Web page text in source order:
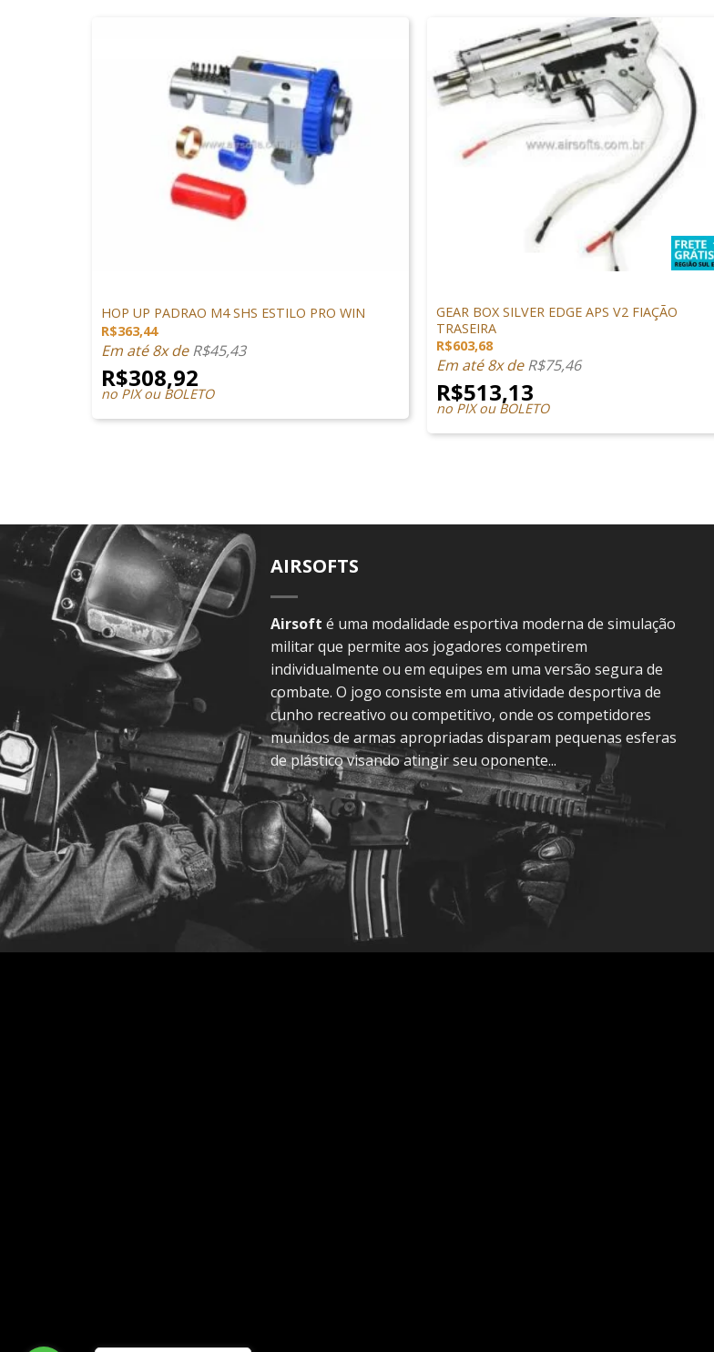
HOP UP PADRAO M4 SHS ESTILO PRO WIN
R$363,44
Em até 8x deR$45,43
R$308,92
no PIX ou BOLETO
GEAR BOX SILVER EDGE APS V2 FIAÇÃO
TRASEIRA
R$603,68
Em até 8x deR$75,46
R$513,13
no PIX ou BOLETO
AIRSOFTS
Airsoft é uma modalidade esportiva moderna de simulação
militar que permite aos jogadores competirem
individualmente ou em equipes em uma versão segura de
combate. O jogo consiste em uma atividade desportiva de
cunho recreativo ou competitivo, onde os competidores
munidos de armas apropriadas disparam pequenas esferas
de plástico visando atingir seu oponente...